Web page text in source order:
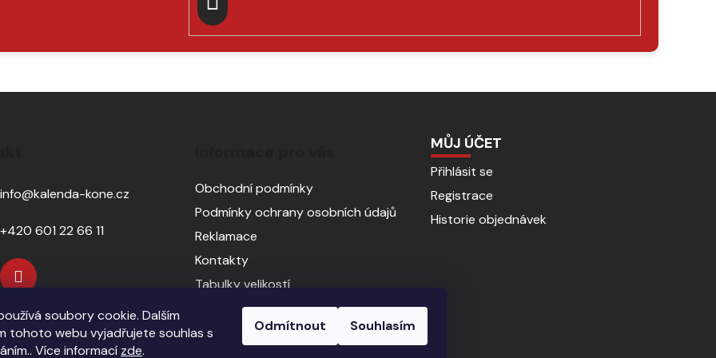
soubory cookie. Dalším
tohoto webu vyjadřujete souhlas s
Více informací zde.
Odmítnout Souhlasím
y
ý
PŘIHLÁSIT
SE
info@kalenda-kone.cz
+420 601 22 66 11
Obchodní podmínky
Podmínky ochrany osobních údajů
Reklamace
Kontakty
Tabulky velikostí
Sedlářský servis
Pasování sedel pro koně
MŮJ ÚČET
Přihlásit se
Registrace
Historie objednávek